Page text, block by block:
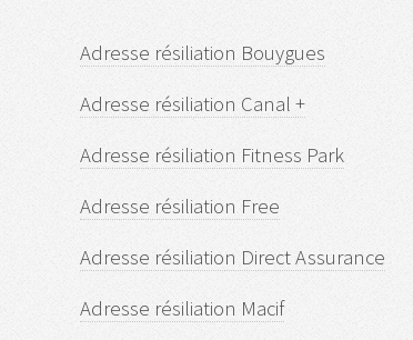
Adresse résiliation Bouygues
Adresse résiliation Canal +
Adresse résiliation Fitness Park
Adresse résiliation Free
Adresse résiliation Direct Assurance
Adresse résiliation Macif